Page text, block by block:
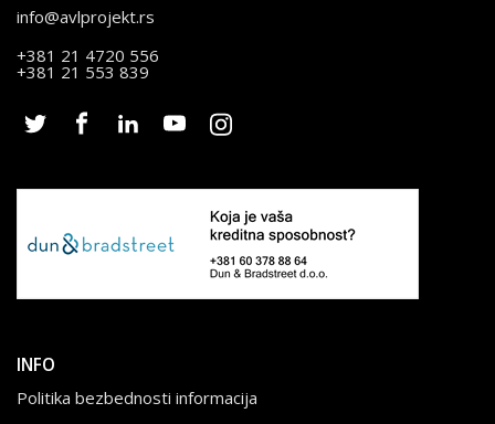
info@avlprojekt.rs
+381 21 4720 556
+381 21 553 839
INFO
Politika bezbednosti informacija